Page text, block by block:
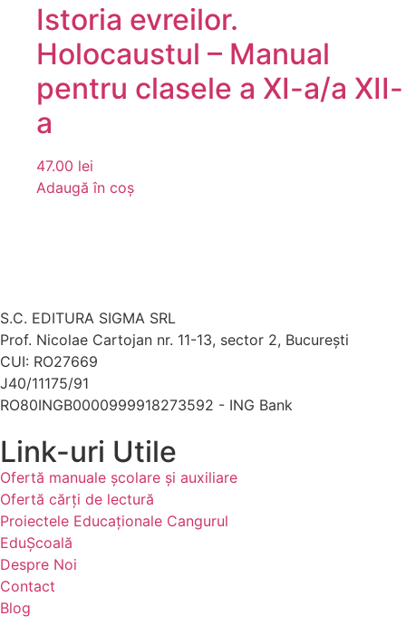
Istoria evreilor.
Holocaustul – Manual
pentru clasele a XI-a/a XII-
a
47.00 lei
Adaugă în coș
S.C. EDITURA SIGMA SRL
Prof. Nicolae Cartojan nr. 11-13, sector 2, București
CUI: RO27669
J40/11175/91
RO80INGB0000999918273592 - ING Bank
Link-uri Utile
Ofertă manuale şcolare şi auxiliare
Ofertă cărți de lectură
Proiectele Educaţionale Cangurul
EduȘcoală
Despre Noi
Contact
Blog